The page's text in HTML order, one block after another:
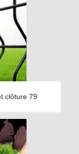
clôture 79